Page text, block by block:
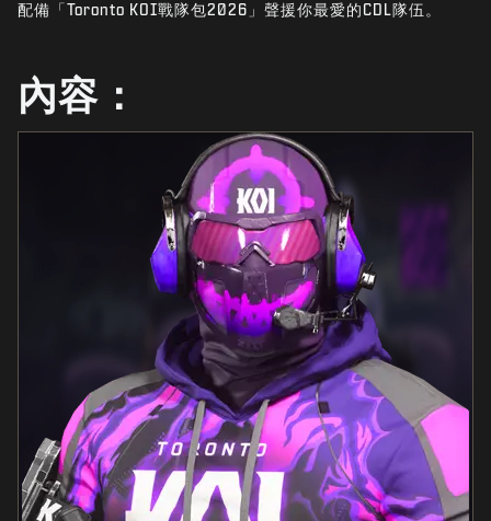
最新消息
電競
配備「Toronto KOI戰隊包2026」聲援你最愛的CDL隊伍。
內容：